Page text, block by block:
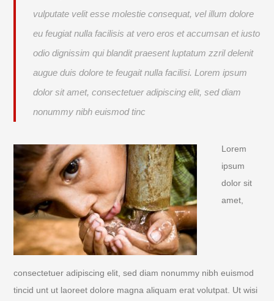
vulputate velit esse molestie consequat, vel illum dolore
eu feugiat nulla facilisis at vero eros et accumsan et iusto
odio dignissim qui blandit praesent luptatum zzril delenit
augue duis dolore te feugait nulla facilisi. Lorem ipsum
dolor sit amet, consectetuer adipiscing elit, sed diam
nonummy nibh euismod tinc
Lorem
ipsum
dolor sit
amet,
consectetuer adipiscing elit, sed diam nonummy nibh euismod
tincid unt ut laoreet dolore magna aliquam erat volutpat. Ut wisi